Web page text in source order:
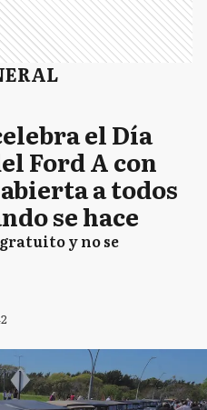
el Día
Ford A con
a todos
se hace
y no se